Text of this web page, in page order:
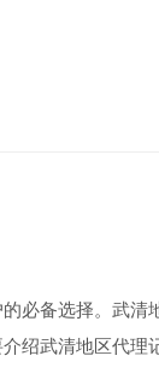
必备选择。武清
绍武清地区代理